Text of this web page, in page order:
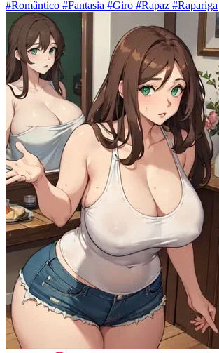
#Romântico #Fantasia #Giro #Rapaz #Rapariga